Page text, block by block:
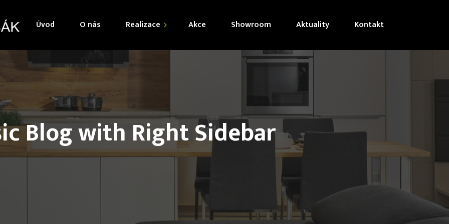
Úvod O nás Realizace
Kuchyně
Obývací pokoje
Jídelny
Šatny
Dětské pokoje
Akce Showroom Aktuality Kontakt
Blog with Right Sidebar